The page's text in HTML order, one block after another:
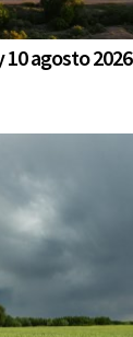
agosto 2026